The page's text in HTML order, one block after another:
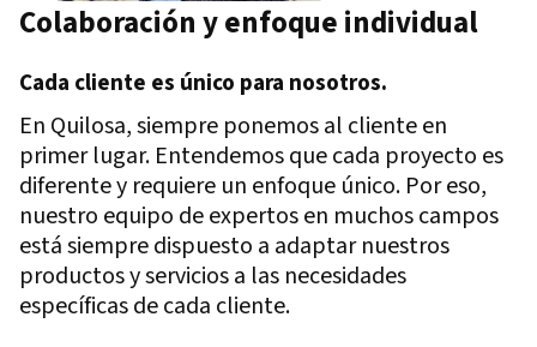
Colaboración y enfoque individual
Cada cliente es único para nosotros.
En Quilosa, siempre ponemos al cliente en
primer lugar. Entendemos que cada proyecto es
diferente y requiere un enfoque único. Por eso,
nuestro equipo de expertos en muchos campos
está siempre dispuesto a adaptar nuestros
productos y servicios a las necesidades
específicas de cada cliente.